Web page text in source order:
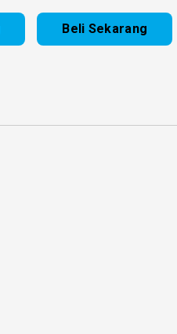
Beli Sekarang